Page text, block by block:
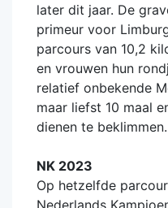
later dit jaar. De
primeur voor
parcours van 10,2
en vrouwen hun
relatief onbekende
maar liefst 10 maal
dienen te beklimmen.
NK 2023
Op hetzelfde
Nederlands